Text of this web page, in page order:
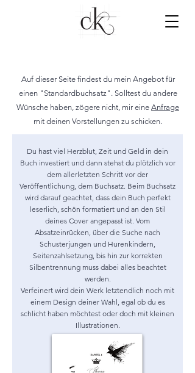
Auf dieser Seite findest du mein Angebot für
einen "Standardbuchsatz". Solltest du andere
Wünsche haben, zögere nicht, mir eine Anfrage
mit deinen Vorstellungen zu schicken.
Du hast viel Herzblut, Zeit und Geld in dein
Buch investiert und dann stehst du plötzlich vor
dem allerletzten Schritt vor der
Veröffentlichung, dem Buchsatz. Beim Buchsatz
wird darauf geachtet, dass dein Buch perfekt
leserlich, schön formatiert und an den Stil
deines Cover angepasst ist. Vom
Absatzeinrücken, über die Suche nach
Schusterjungen und Hurenkindern,
Seitenzahlsetzung, bis hin zur korrekten
Silbentrennung muss dabei alles beachtet
werden.
Verfeinert wird dein Werk letztendlich noch mit
einem Design deiner Wahl, egal ob du es
schlicht haben möchtest oder doch mit kleinen
Illustrationen.